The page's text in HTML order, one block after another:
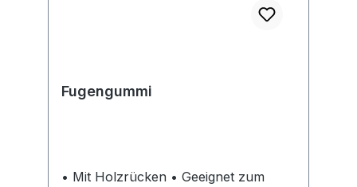
Fugengummi
• Mit Holzrücken • Geeignet zum